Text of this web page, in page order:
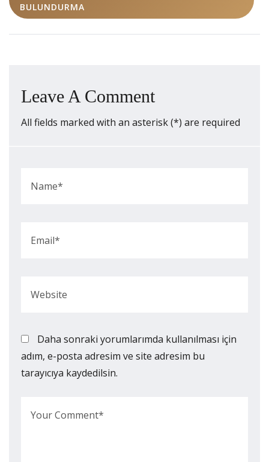
BULUNDURMA
Leave A Comment
All fields marked with an asterisk (*) are required
Daha sonraki yorumlarımda kullanılması için
adım, e-posta adresim ve site adresim bu
tarayıcıya kaydedilsin.